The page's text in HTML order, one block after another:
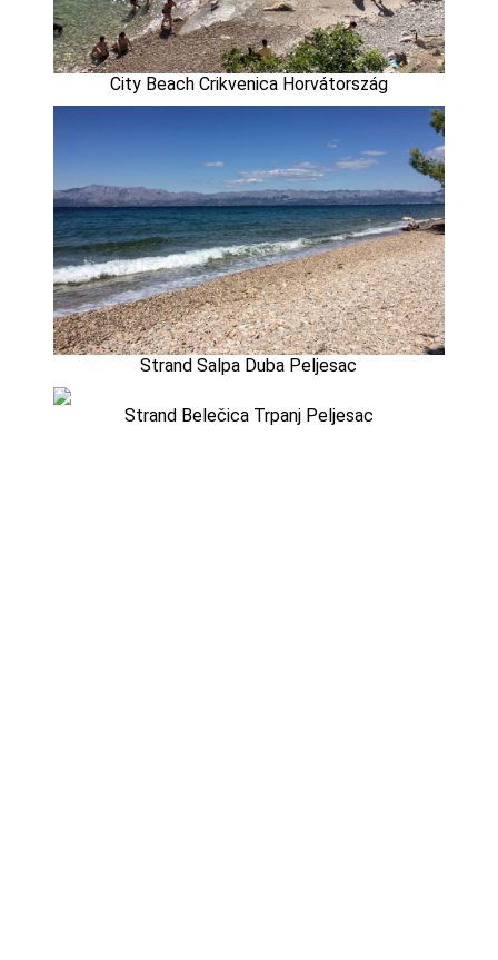
City Beach Crikvenica Horvátország
Strand Salpa Duba Peljesac
Strand Belečica Trpanj Peljesac